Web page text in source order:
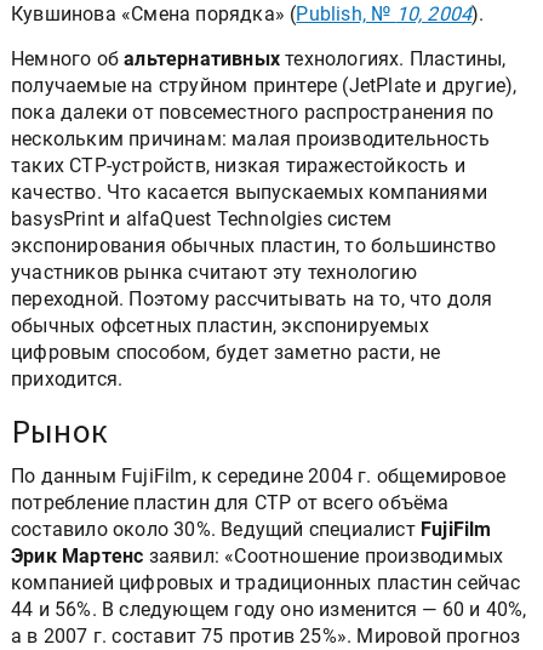
Кувшинова «Смена порядка» (Publish, № 10, 2004).
Немного обальтернативных технологиях. Пластины,
получаемые на струйном принтере (JetPlate и другие),
пока далеки от повсеместного распространения по
нескольким причинам: малая производительность
таких СТР-устройств, низкая тиражестойкость и
качество. Что касается выпускаемых компаниями
basysPrint и alfaQuest Technolgies систем
экспонирования обычных пластин, то большинство
участников рынка считают эту технологию
переходной. Поэтому рассчитывать на то, что доля
обычных офсетных пластин, экспонируемых
цифровым способом, будет заметно расти, не
приходится.
Рынок
По данным FujiFilm, к середине 2004 г. общемировое
потребление пластин для CTP от всего объёма
составило около 30%. Ведущий специалист FujiFilm
Эрик Мартенс заявил: «Соотношение производимых
компанией цифровых и традиционных пластин сейчас
44 и 56%. В следующем году оно изменится — 60 и 40%,
а в 2007 г. составит 75 против 25%». Мировой прогноз